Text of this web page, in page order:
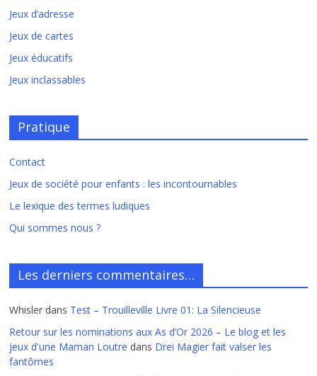
Jeux d’adresse
Jeux de cartes
Jeux éducatifs
Jeux inclassables
Pratique
Contact
Jeux de société pour enfants : les incontournables
Le lexique des termes ludiques
Qui sommes nous ?
Les derniers commentaires…
Whisler dans Test – Trouilleville Livre 01: La Silencieuse
Retour sur les nominations aux As d’Or 2026 – Le blog et les
jeux d'une Maman Loutre dans Drei Magier fait valser les
fantômes